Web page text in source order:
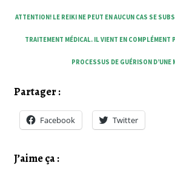
ATTENTION! LE REIKI NE PEUT EN AUCUN CAS SE
TRAITEMENT MÉDICAL. IL VIENT EN COMPLÉMENT
PROCESSUS DE GUÉRISON D’UNE
Partager :
Facebook Twitter
J’aime ça :